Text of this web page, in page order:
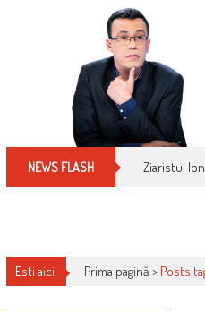
NEWS FLASH Ziaristul
Esti aici: Prima pagină > Posts